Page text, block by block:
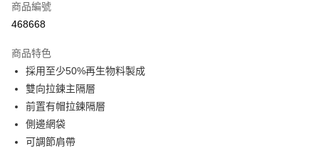
線上付款
Alipay, PayMe, WeChat Pay, UnionPay, FPS
送貨方式
單筆訂單淨值滿$399可享免運費優惠
每筆HK$30.00，滿HK$399.00或以上免運費
滿$599可享澳門免運費優惠
商品編號
468668
商品特色
採用至少50%再生物料製成
雙向拉鍊主隔層
前置有帽拉鍊隔層
側邊網袋
可調節肩帶